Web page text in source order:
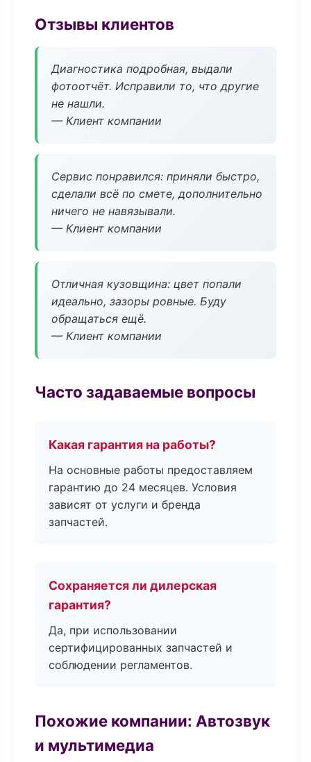
Отзывы клиентов
Диагностика подробная, выдали
фотоотчёт. Исправили то, что другие
не нашли.
— Клиент компании
Сервис понравился: приняли быстро,
сделали всё по смете, дополнительно
ничего не навязывали.
— Клиент компании
Отличная кузовщина: цвет попали
идеально, зазоры ровные. Буду
обращаться ещё.
— Клиент компании
Часто задаваемые вопросы
Какая гарантия на работы?
На основные работы предоставляем
гарантию до 24 месяцев. Условия
зависят от услуги и бренда
запчастей.
Сохраняется ли дилерская
гарантия?
Да, при использовании
сертифицированных запчастей и
соблюдении регламентов.
Похожие компании: Автозвук
и мультимедиа